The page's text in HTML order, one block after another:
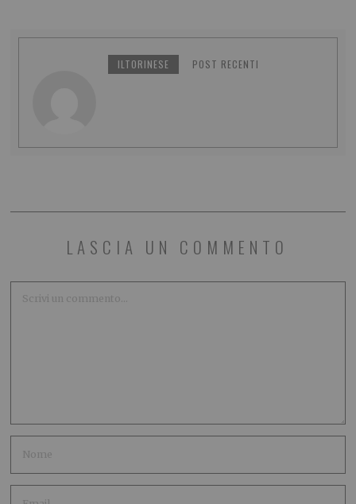
ILTORINESE POST RECENTI
LASCIA UN COMMENTO